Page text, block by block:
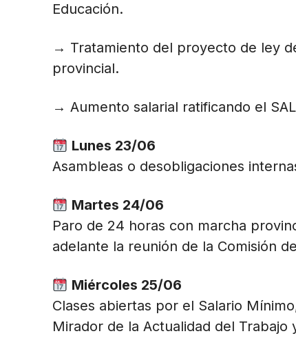
Educación.
→ Tratamiento del proyecto de ley
provincial.
→ Aumento salarial ratificando el
Lunes 23/06
Asambleas o desobligaciones
Martes 24/06
Paro de 24 horas con marcha
adelante la reunión de la Comisión
Miércoles 25/06
Clases abiertas por el Salario
Mirador de la Actualidad del Trabajo